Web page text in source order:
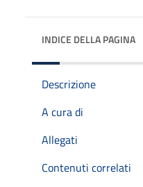
INDICE DELLA PAGINA
Descrizione
A cura di
Allegati
Contenuti correlati